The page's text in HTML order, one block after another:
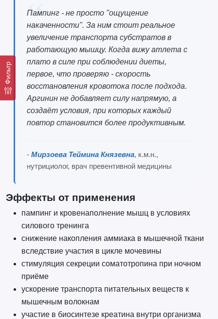
Фильтр
Пампинг - не просто "ощущение
накаченности". За ним стоит реальное
увеличение транспорта субстратов в
работающую мышцу. Когда вижу атлета с
плато в силе при соблюдении диеты,
первое, что проверяю - скорость
восстановления кровотока после подхода.
Аргинин не добавляет силу напрямую, а
создаёт условия, при которых каждый
повтор становится более продуктивным.
- Мирзоева Теймина Князевна, к.м.н.,
нутрициолог, врач превентивной медицины
Эффекты от применения
пампинг и кровенаполнение мышц в условиях
силового тренинга
снижение накопления аммиака в мышечной ткани
вследствие участия в цикле мочевины
стимуляция секреции соматотропина при ночном
приёме
ускорение транспорта питательных веществ к
мышечным волокнам
участие в биосинтезе креатина внутри организма